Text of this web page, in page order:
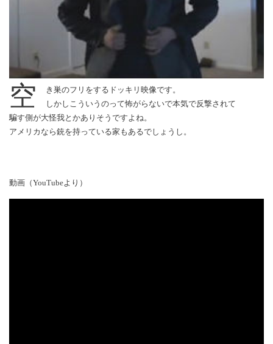
空
き巣のフリをするドッキリ映像です。
しかしこういうのって怖がらないで本気で反撃されて
騙す側が大怪我とかありそうですよね。
アメリカなら銃を持っている家もあるでしょうし。
動画（YouTubeより）